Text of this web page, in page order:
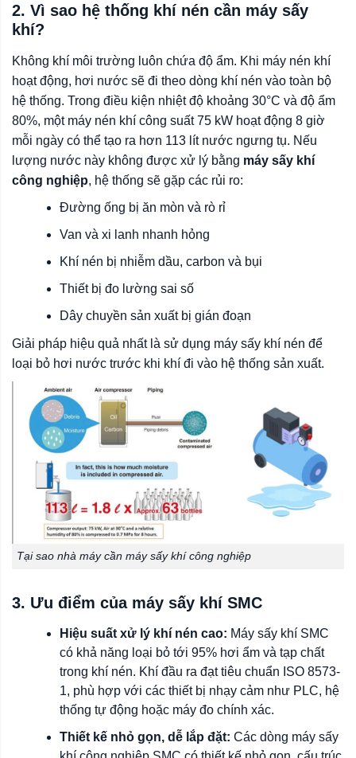
2. Vì sao hệ thống khí nén cần máy sấy
khí?
Không khí môi trường luôn chứa độ ẩm. Khi máy nén khí
hoạt động, hơi nước sẽ đi theo dòng khí nén vào toàn bộ
hệ thống. Trong điều kiện nhiệt độ khoảng 30°C và độ ẩm
80%, một máy nén khí công suất 75 kW hoạt động 8 giờ
mỗi ngày có thể tạo ra hơn 113 lít nước ngưng tụ. Nếu
lượng nước này không được xử lý bằng máy sấy khí
công nghiệp, hệ thống sẽ gặp các rủi ro:
Đường ống bị ăn mòn và rò rỉ
Van và xi lanh nhanh hỏng
Khí nén bị nhiễm dầu, carbon và bụi
Thiết bị đo lường sai số
Dây chuyền sản xuất bị gián đoạn
Giải pháp hiệu quả nhất là sử dụng máy sấy khí nén để
loại bỏ hơi nước trước khi khí đi vào hệ thống sản xuất.
Tại sao nhà máy cần máy sấy khí công nghiệp
3. Ưu điểm của máy sấy khí SMC
Hiệu suất xử lý khí nén cao: Máy sấy khí SMC
có khả năng loại bỏ tới 95% hơi ẩm và tạp chất
trong khí nén. Khí đầu ra đạt tiêu chuẩn ISO 8573-
1, phù hợp với các thiết bị nhạy cảm như PLC, hệ
thống tự động hoặc máy đo chính xác.
Thiết kế nhỏ gọn, dễ lắp đặt: Các dòng máy sấy